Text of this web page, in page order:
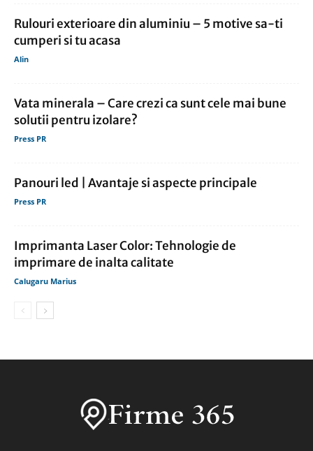
Rulouri exterioare din aluminiu – 5 motive sa-ti
cumperi si tu acasa
Alin
Vata minerala – Care crezi ca sunt cele mai bune
solutii pentru izolare?
Press PR
Panouri led | Avantaje si aspecte principale
Press PR
Imprimanta Laser Color: Tehnologie de
imprimare de inalta calitate
Calugaru Marius